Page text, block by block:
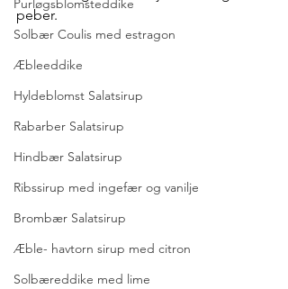
Purløgsblomsteddike
Solbær Coulis med estragon
Æbleeddike
Hyldeblomst Salatsirup
Rabarber Salatsirup
Hindbær Salatsirup
Ribssirup med ingefær og vanilje
Brombær Salatsirup
Æble- havtorn sirup med citron
Solbæreddike med lime
peber.